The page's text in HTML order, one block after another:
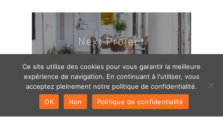
Next Project
THE
BUILDING
Ce site utilise des cookies pour vous garantir la meilleure
expérience de navigation. En continuant à l'utiliser, vous
acceptez pleinement notre politique de confidentialité.
OK
Non Politique de confidentialité